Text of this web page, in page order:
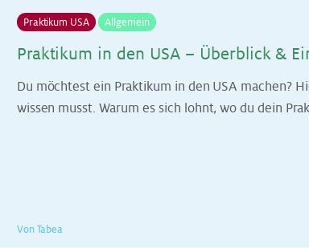
Praktikum USA Allgemein
Prak­ti­kum in den USA – Über­blick &
Du möchtest ein Praktikum in den USA machen?
wissen musst. Warum es sich lohnt, wo du dein
Von Tabea